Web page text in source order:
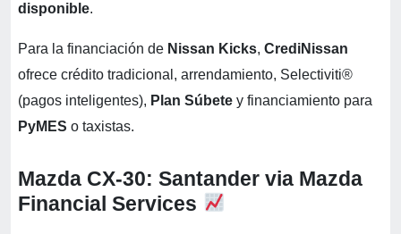
disponible.
Para la financiación de Nissan Kicks, CrediNissan
ofrece crédito tradicional, arrendamiento, Selectiviti®
(pagos inteligentes), Plan Súbete y financiamiento para
PyMES o taxistas.
Mazda CX-30: Santander via Mazda
Financial Services